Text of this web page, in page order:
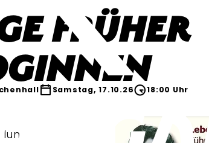
früher
Samstag, 17.10.26 18:00 Uhr